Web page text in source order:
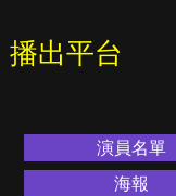
播出平台
演員名單
海報